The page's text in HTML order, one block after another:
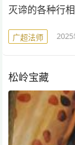
灭谛的各种行
广超法师
松岭宝藏